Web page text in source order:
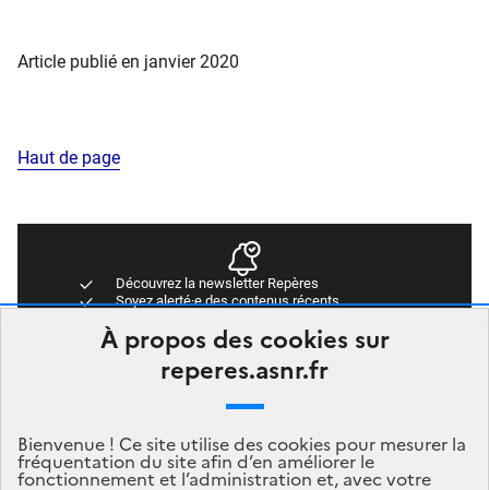
À propos des cookies sur
reperes.asnr.fr
Bienvenue ! Ce site utilise des cookies pour mesurer la
fréquentation du site afin d’en améliorer le
fonctionnement et l’administration et, avec votre
Article publié en janvier 2020
Haut de page
Découvrez la newsletter Repères
Soyez alerté·e des contenus récents
Newsletter Repères
Abonnez-vous